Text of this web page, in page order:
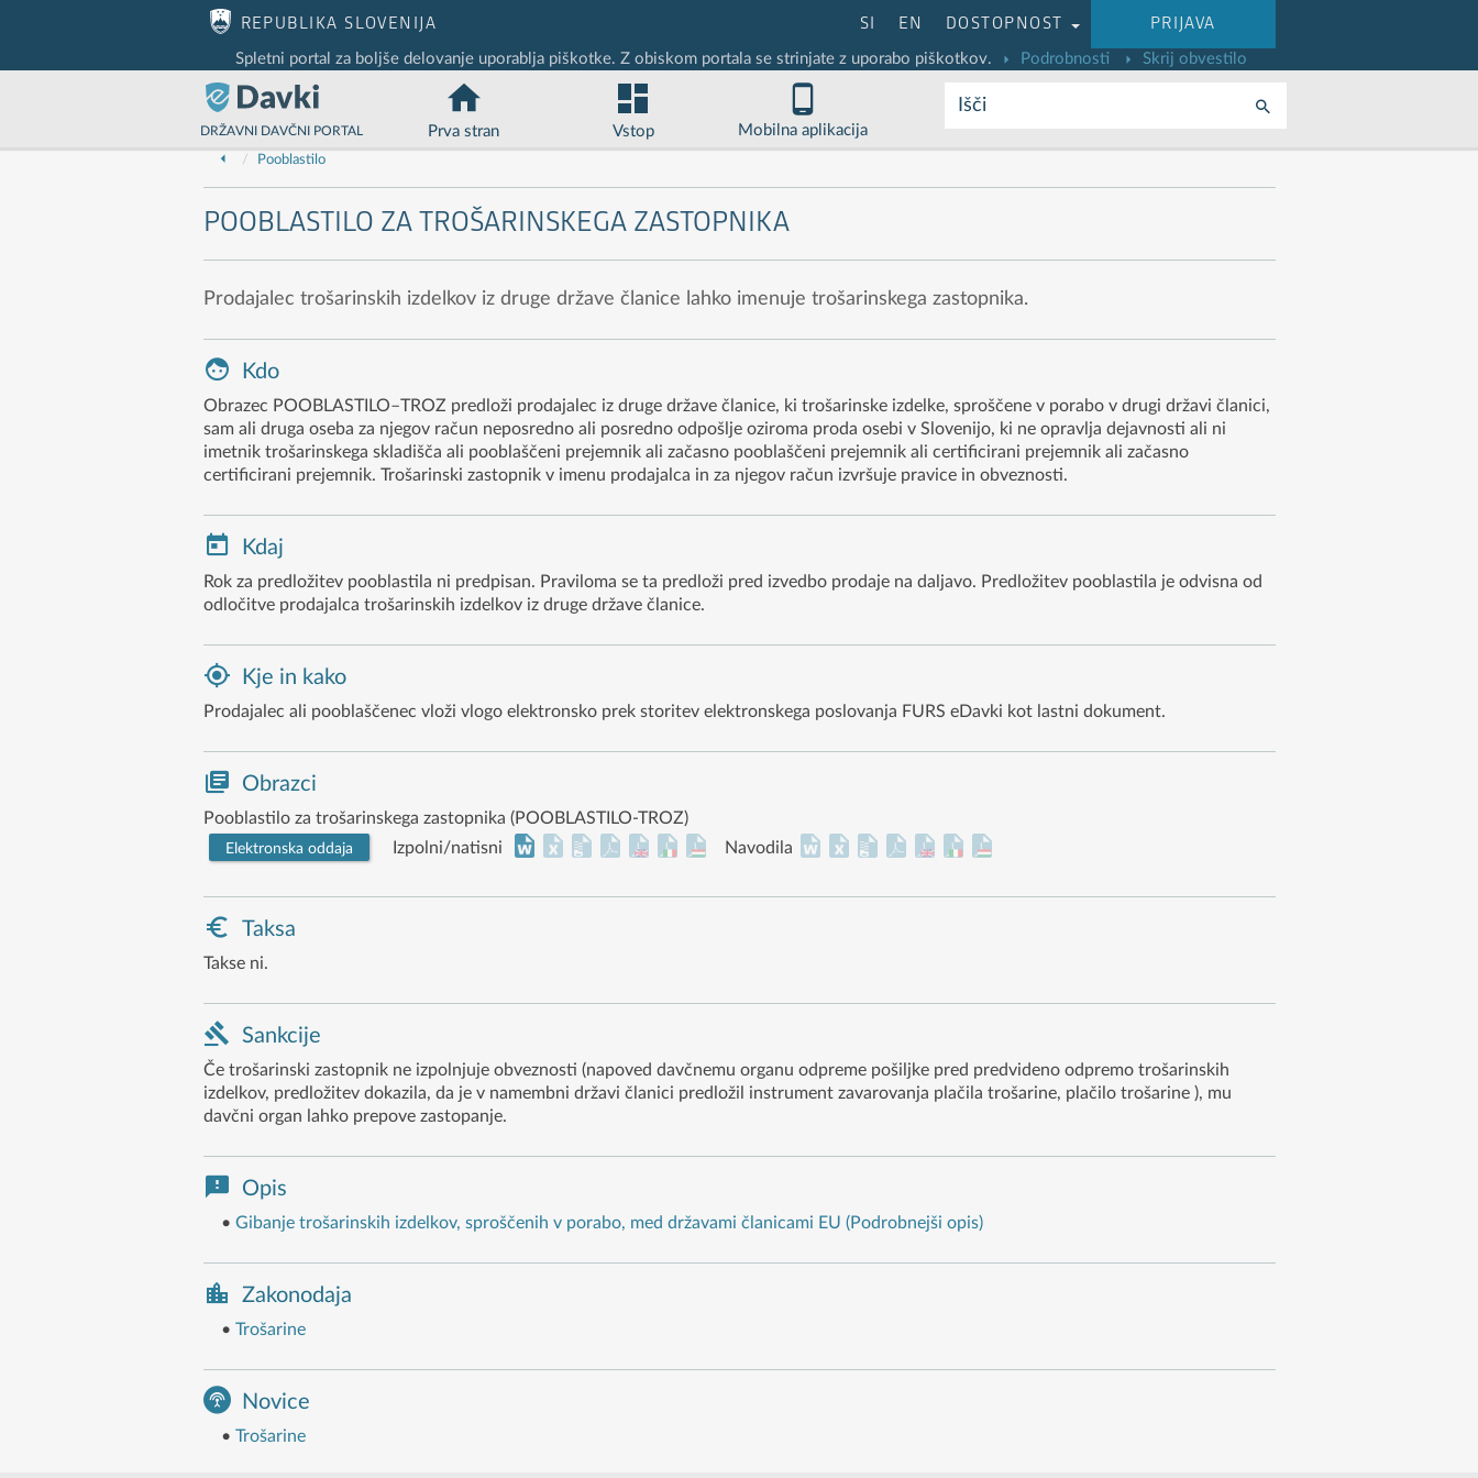
Nadaljuj na vsebino zaprtega portala
REPUBLIKA SLOVENIJA SI EN DOSTOPNOST PRIJAVA
Spletni portal za boljše delovanje uporablja piškotke. Z obiskom portala se strinjate z uporabo piškotkov. Podrobnosti Skrij obvestilo
DRŽAVNI DAVČNI PORTAL Prva stran Vstop Mobilna aplikacija
Išči
Pooblastilo
POOBLASTILO ZA TROŠARINSKEGA ZASTOPNIKA
Prodajalec trošarinskih izdelkov iz druge države članice lahko imenuje trošarinskega zastopnika.
Kdo
Obrazec POOBLASTILO–TROZ predloži prodajalec iz druge države članice, ki trošarinske izdelke, sproščene v porabo v drugi državi članici,
sam ali druga oseba za njegov račun neposredno ali posredno odpošlje oziroma proda osebi v Slovenijo, ki ne opravlja dejavnosti ali ni
imetnik trošarinskega skladišča ali pooblaščeni prejemnik ali začasno pooblaščeni prejemnik ali certificirani prejemnik ali začasno
certificirani prejemnik. Trošarinski zastopnik v imenu prodajalca in za njegov račun izvršuje pravice in obveznosti.
Kdaj
Rok za predložitev pooblastila ni predpisan. Praviloma se ta predloži pred izvedbo prodaje na daljavo. Predložitev pooblastila je odvisna od
odločitve prodajalca trošarinskih izdelkov iz druge države članice.
Kje in kako
Prodajalec ali pooblaščenec vloži vlogo elektronsko prek storitev elektronskega poslovanja FURS eDavki kot lastni dokument.
Obrazci
Pooblastilo za trošarinskega zastopnika (POOBLASTILO-TROZ)
Elektronska oddaja Izpolni/natisni Navodila
Taksa
Takse ni.
Sankcije
Če trošarinski zastopnik ne izpolnjuje obveznosti (napoved davčnemu organu odpreme pošiljke pred predvideno odpremo trošarinskih
izdelkov, predložitev dokazila, da je v namembni državi članici predložil instrument zavarovanja plačila trošarine, plačilo trošarine ), mu
davčni organ lahko prepove zastopanje.
Opis
• Gibanje trošarinskih izdelkov, sproščenih v porabo, med državami članicami EU (Podrobnejši opis)
Zakonodaja
• Trošarine
Novice
• Trošarine